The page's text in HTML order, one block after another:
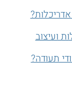
ועיצוב
תעודה?